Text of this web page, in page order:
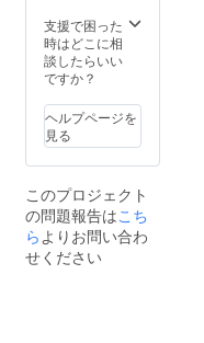
支援で困った
時はどこに相
談したらいい
ですか？
ヘルプページを
見る
このプロジェクト
の問題報告はこち
ら よりお問い合わ
せください